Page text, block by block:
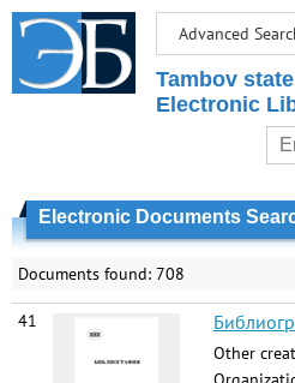
Advanced
Tambov
Electronic
Electronic Documents
Documents found: 708
41
Other